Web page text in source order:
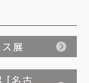
展
[名古